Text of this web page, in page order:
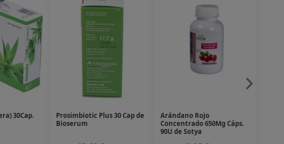
30Cap.
Prosimbiotic Plus 30 Cap de
Bioserum
Arándano Rojo
Concentrado 650Mg Cáps.
90U de Sotya